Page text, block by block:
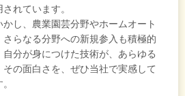
れています。
し、農業園芸分野やホームオート
さらなる分野への新規参入も積極的
分が身につけた技術が、あらゆる
の面白さを、ぜひ当社で実感して